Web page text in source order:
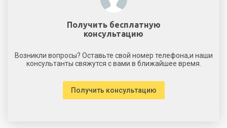
Получить бесплатную
консультацию
Возникли вопросы? Оставьте свой номер телефона,и наши
консультанты свяжутся с вами в ближайшее время.
Получить консультацию